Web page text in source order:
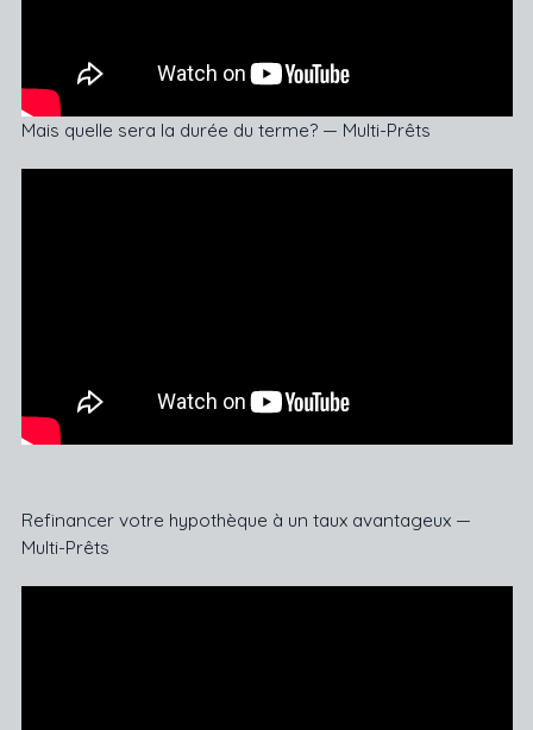
Mais quelle sera la durée du terme? — Multi-Prêts
Refinancer votre hypothèque à un taux avantageux —
Multi-Prêts